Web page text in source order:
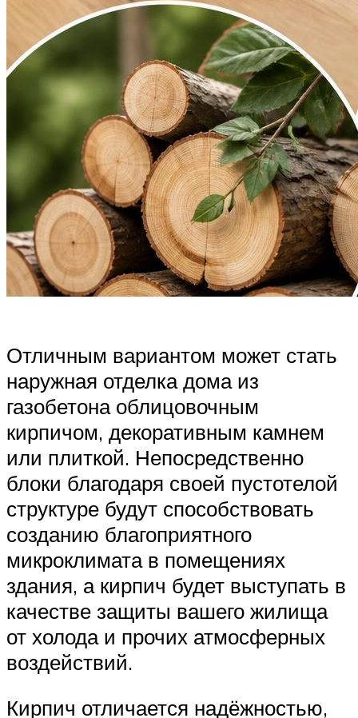
Отличным вариантом может стать
наружная отделка дома из
газобетона облицовочным
кирпичом, декоративным камнем
или плиткой. Непосредственно
блоки благодаря своей пустотелой
структуре будут способствовать
созданию благоприятного
микроклимата в помещениях
здания, а кирпич будет выступать в
качестве защиты вашего жилища
от холода и прочих атмосферных
воздействий.
Кирпич отличается надёжностью,